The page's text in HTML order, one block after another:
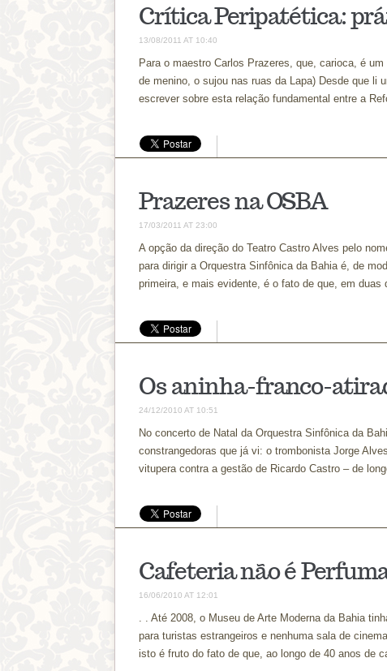
Crítica Peripatética:
13/08/2011 AT 10:40
Para o maestro Carlos Prazeres, que, carioca, é
de menino, o sujou nas ruas da Lapa) Desde que li
escrever sobre esta relação fundamental entre a
Prazeres na OSBA
17/03/2011 AT 23:00
A opção da direção do Teatro Castro Alves pelo
para dirigir a Orquestra Sinfônica da Bahia é, de
primeira, e mais evidente, é o fato de que, em
Os aninha-franco-
24/12/2010 AT 10:51
No concerto de Natal da Orquestra Sinfônica da
constrangedoras que já vi: o trombonista Jorge
vitupera contra a gestão de Ricardo Castro – de
Cafeteria não é
16/06/2010 AT 12:01
. . Até 2008, o Museu de Arte Moderna da Bahia
para turistas estrangeiros e nenhuma sala de
isto é fruto do fato de que, ao longo de 40 anos de